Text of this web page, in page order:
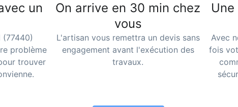
un
(77440)
problème
trouver
On arrive en 30 min chez
vous
L'artisan vous remettra un devis sans
engagement avant l'exécution des
travaux.
Avec
fois